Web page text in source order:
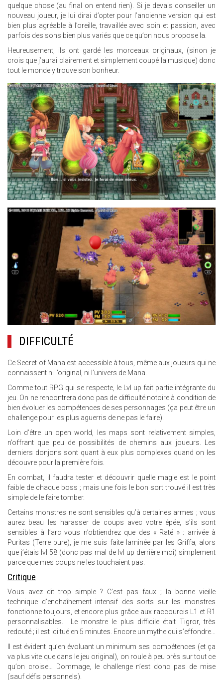
quelque chose (au final on entend rien). Si je devais conseiller un
nouveau joueur, je lui dirai d’opter pour l’ancienne version qui est
bien plus agréable à l’oreille, travaillée avec soin et passion, avec
parfois des sons bien plus variés que ce qu’on nous propose la.
Heureusement, ils ont gardé les morceaux originaux, (sinon je
crois que j’aurai clairement et simplement coupé la musique) donc
tout le monde y trouve son bonheur.
17.JPG
13.JPG
DIFFICULTÉ
Ce Secret of Mana est accessible à tous, même aux joueurs qui ne
connaissent ni l’original, ni l’univers de Mana.
Comme tout RPG qui se respecte, le Lvl up fait partie intégrante du
jeu. On ne rencontrera donc pas de difficulté notoire à condition de
bien évoluer les compétences de ses personnages (ça peut être un
challenge pour les plus aguerris de ne pas le faire).
Loin d’être un open world, les maps sont relativement simples,
n’offrant que peu de possibilités de chemins aux joueurs. Les
derniers donjons sont quant à eux plus complexes quand on les
découvre pour la première fois.
En combat, il faudra tester et découvrir quelle magie est le point
faible de chaque boss ; mais une fois le bon sort trouvé il est très
simple de le faire tomber.
Certains monstres ne sont sensibles qu’à certaines armes ; vous
aurez beau les harasser de coups avec votre épée, s’ils sont
sensibles à l’arc vous n’obtiendrez que des « Raté » : arrivée à
Puritas (Terre pure), je me suis faite laminée par les Griffa, alors
que j’étais lvl 58 (donc pas mal de lvl up derrière moi) simplement
parce que mes coups ne les touchaient pas.
Critique
Vous avez dit trop simple ? C’est pas faux ; la bonne vieille
technique d’enchaînement intensif des sorts sur les monstres
fonctionne toujours, et encore plus grâce aux raccourcis L1 et R1
personnalisables. Le monstre le plus difficile était Tigror, très
redouté ; il est ici tué en 5 minutes. Encore un mythe qui s’effondre…
Il est évident qu’en évoluant un minimum ses compétences (et ça
va plus vite que dans le jeu original), on roule à peu près sur tout ce
qu’on croise… Dommage, le challenge n’est donc pas de mise
(sauf défis personnels).